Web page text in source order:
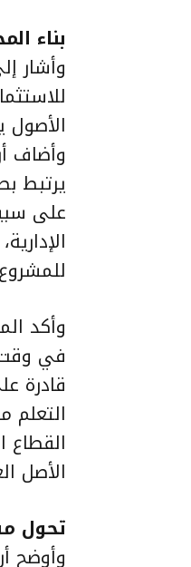
بناء
وأشار
الأصول
وأضاف
يرتبط
على
وأكد
في وقت
قادرة
التعلم
القطاع
الأصل
تحول